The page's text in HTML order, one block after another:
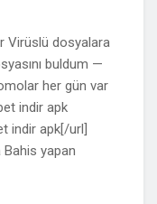
Virüslü dosyalara
buldum —
her gün var
indir apk
indir apk[/url]
Bahis yapan